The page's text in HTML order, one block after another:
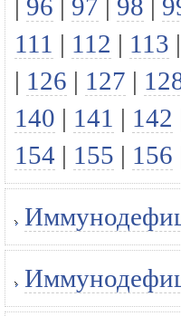
| 96 | 97 | 98 |
111 | 112 | 113 |
| 126 | 127 |
140 | 141 | 142
154 | 155 | 156